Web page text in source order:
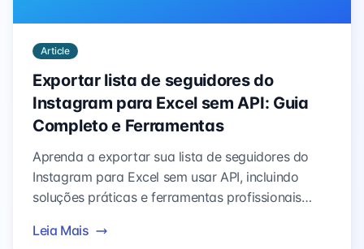
Article
Exportar lista de seguidores do
Instagram para Excel sem API: Guia
Completo e Ferramentas
Aprenda a exportar sua lista de seguidores do
Instagram para Excel sem usar API, incluindo
soluções práticas e ferramentas profissionais
mídias sociais.
Leia Mais